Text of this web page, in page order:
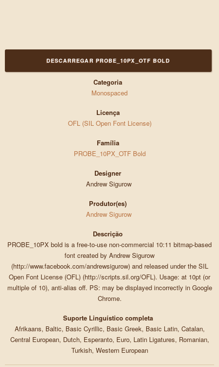
DESCARREGAR PROBE_10PX_OTF BOLD
Categoria
Monospaced
Licença
OFL (SIL Open Font License)
Família
PROBE_10PX_OTF Bold
Designer
Andrew Sigurow
Produtor(es)
Andrew Sigurow
Descrição
PROBE_10PX bold is a free-to-use non-commercial 10:11 bitmap-based
font created by Andrew Sigurow
(http://www.facebook.com/andrewsigurow) and released under the SIL
Open Font License (OFL) (http://scripts.sil.org/OFL). Usage: at 10pt (or
multiple of 10), anti-alias off. PS: may be displayed incorrectly in Google
Chrome.
Suporte Linguístico completa
Afrikaans, Baltic, Basic Cyrillic, Basic Greek, Basic Latin, Catalan,
Central European, Dutch, Esperanto, Euro, Latin Ligatures, Romanian,
Turkish, Western European